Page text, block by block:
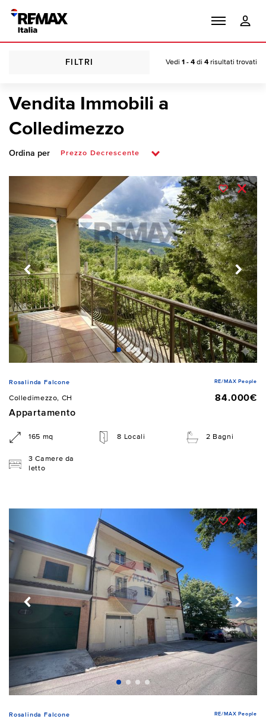
FILTRI Vedi 1 - 4di 4risultati trovati
Vendita Immobili a
Colledimezzo
Ordina per
Rosalinda Falcone RE/MAX People
Colledimezzo, CH
84.000€
Appartamento
165 mq 8 Locali 2 Bagni
3 Camere da
letto
Rosalinda Falcone RE/MAX People